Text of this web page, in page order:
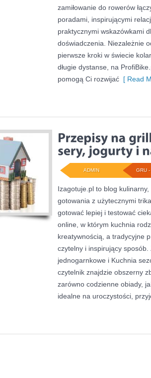
zamiłowanie do rowerów
poradami, inspirującymi
praktycznymi wskazówkami
doświadczenia. Niezależnie
pierwsze kroki w świecie
długie dystanse, na
pomogą Ci rozwijać [ Read
GRU
ADMIN
Izagotuje.pl to blog kulinarny,
gotowania z użytecznymi
gotować lepiej i testować
online, w którym kuchnia
kreatywnością, a tradycyjne
czytelny i inspirujący
jednogarnkowe i Kuchnia
czytelnik znajdzie obszerny
zarówno codzienne obiady,
idealne na uroczystości,